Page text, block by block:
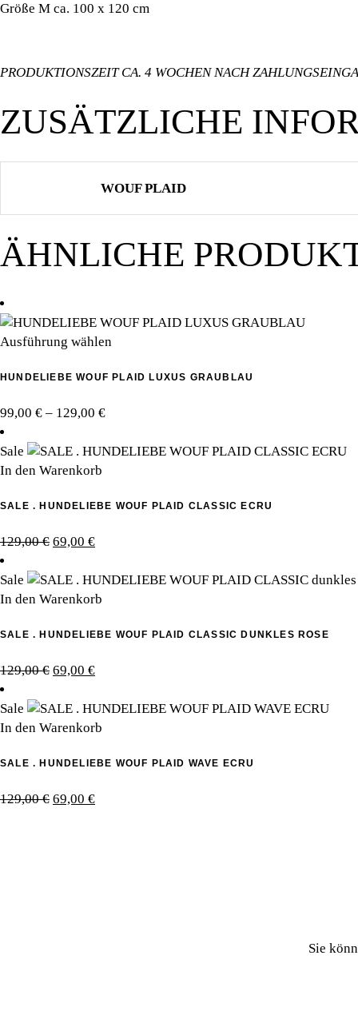
Größe M ca. 100 x 120 cm
PRODUKTIONSZEIT CA. 4 WOCHEN NACH
ZUSÄTZLICHE
WOUF PLAID
ÄHNLICHE
Ausführung wählen
weist
Die
auf
HUNDELIEBE WOUF PLAID LUXUS GRAUBLAU
99,00 € – 129,00 €Preisspanne:
bis
Sale
In den Warenkorb
SALE . HUNDELIEBE WOUF PLAID CLASSIC ECRU
129,00€ Ursprünglicher
war:
129,00 €
69,00 €Aktueller
ist:
69,00 €.
Sale
In den Warenkorb
SALE . HUNDELIEBE WOUF PLAID CLASSIC DUNKLES ROSE
129,00€ Ursprünglicher
war:
129,00 €
69,00 €Aktueller
ist:
69,00 €.
Sale
In den Warenkorb
SALE . HUNDELIEBE WOUF PLAID WAVE ECRU
129,00€ Ursprünglicher
69,00 €Aktueller
Sie